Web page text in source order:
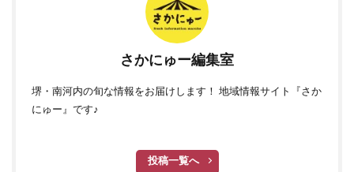
さかにゅー編集室
堺・南河内の旬な情報をお届けします！ 地域情報サイト『さか
にゅー』です♪
投稿一覧へ